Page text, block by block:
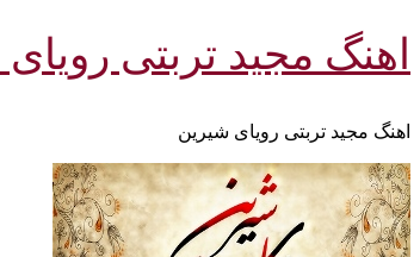
اهنگ مجید تربتی
اهنگ مجید تربتی رویای شیرین